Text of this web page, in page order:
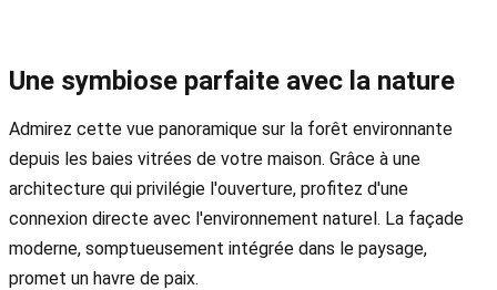
Une symbiose parfaite avec la nature
Admirez cette vue panoramique sur la forêt environnante
depuis les baies vitrées de votre maison. Grâce à une
architecture qui privilégie l'ouverture, profitez d'une
connexion directe avec l'environnement naturel. La façade
moderne, somptueusement intégrée dans le paysage,
promet un havre de paix.